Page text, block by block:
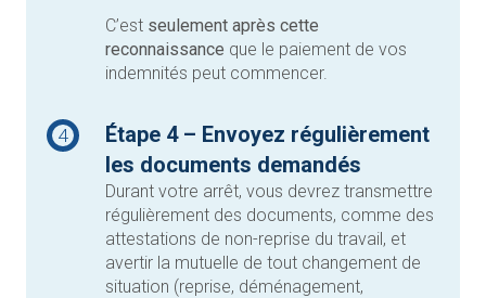
C’est seulement après cette
reconnaissance que le paiement de vos
indemnités peut commencer.
4
Étape 4 – Envoyez régulièrement
les documents demandés
Durant votre arrêt, vous devrez transmettre
régulièrement des documents, comme des
attestations de non-reprise du travail, et
avertir la mutuelle de tout changement de
situation (reprise, déménagement,